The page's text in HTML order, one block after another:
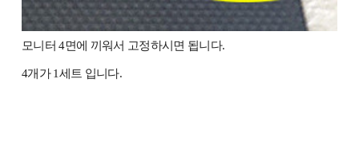
모니터 4면에 끼워서 고정하시면 됩니다.
4개가 1세트 입니다.